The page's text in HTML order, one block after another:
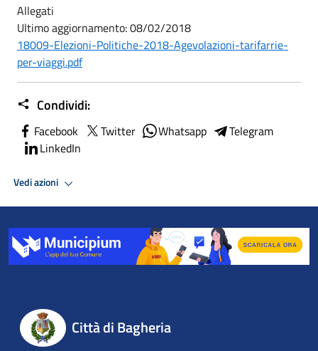
Allegati
Ultimo aggiornamento: 08/02/2018
18009-Elezioni-Politiche-2018-Agevolazioni-tarifarrie-
per-viaggi.pdf
Condividi:
Facebook Twitter Whatsapp
Telegram
LinkedIn
Vedi azioni
Città di Bagheria